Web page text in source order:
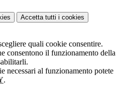
Accetta tutti i cookies
quali cookie consentire.
consentono il funzionamento della
necessari al funzionamento potete
.